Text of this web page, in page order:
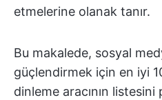
etmelerine olanak tanır.
Bu makalede, sosyal
güçlendirmek için en iyi
dinleme aracının listesini